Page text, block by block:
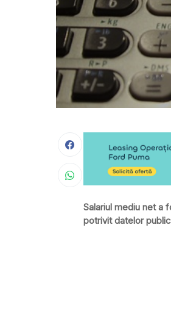
Salariul mediu net a
potrivit datelor